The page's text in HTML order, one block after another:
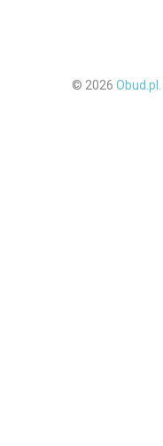
© 2026 Obud.pl.